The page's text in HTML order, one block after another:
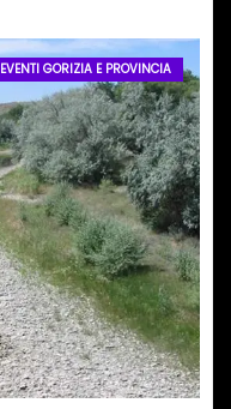
EVENTI GORIZIA E PROVINCIA